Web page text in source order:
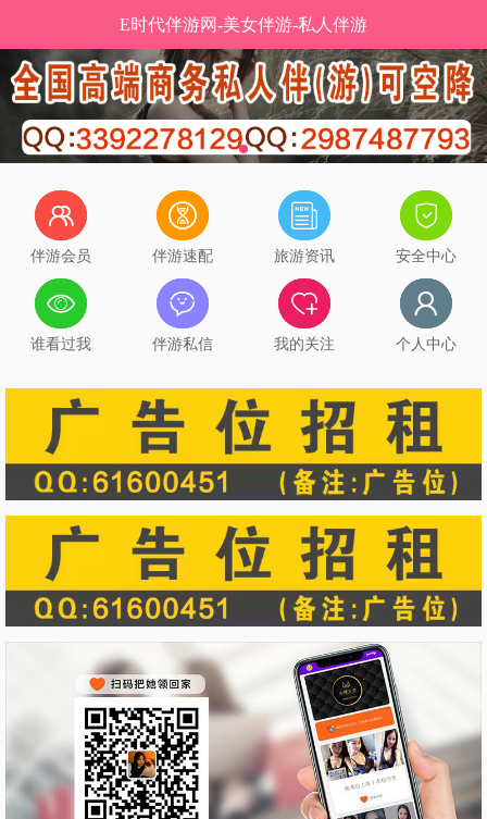
E时代伴游网-美女伴游-私人伴游
伴游会员 伴游速配 旅游资讯 安全中心
谁看过我 伴游私信 我的关注 个人中心